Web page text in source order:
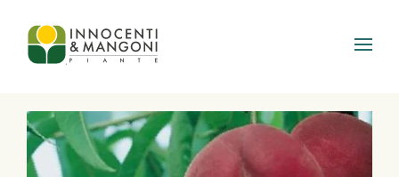
Skip to main content